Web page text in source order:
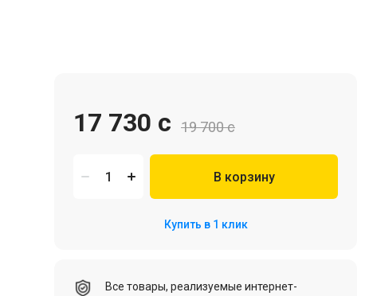
Цифровые товары (Подписки PSN, Xbox, Steam, ПК)
19 700 c
17 730 c
В корзину
Купить в 1 клик
Все товары, реализуемые интернет-